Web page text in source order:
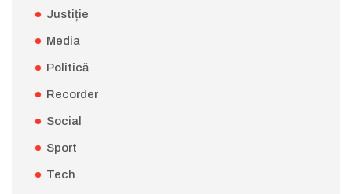
Justiție
Media
Politică
Recorder
Social
Sport
Tech